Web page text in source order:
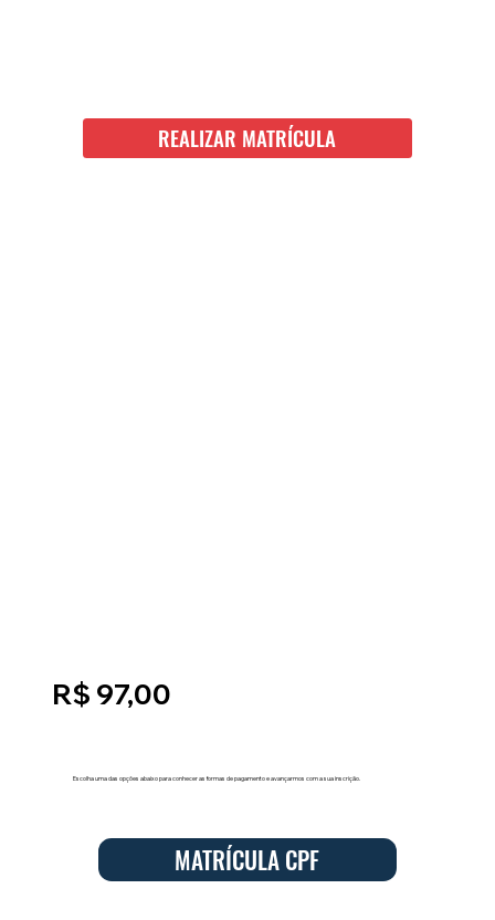
REALIZAR MATRÍCULA
R$ 97,00
Escolha uma das opções abaixo para conhecer as formas de pagamento e avançarmos com a sua inscrição.
MATRÍCULA CPF